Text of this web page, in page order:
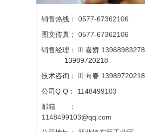
销售热线： 0577-67362106
图文传真： 0577-67362106
销售经理： 叶喜娇 13968983278
13989720218
技术咨询： 叶向春 13989720218
公司Q Q： 1148499103
邮箱 ：
1148499103@qq.com